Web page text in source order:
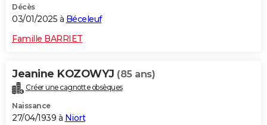
Décès
03/01/2025 à Béceleuf
Famille BARRIET
Jeanine KOZOWYJ (85 ans)
Créer une cagnotte obsèques
Naissance
27/04/1939 à Niort